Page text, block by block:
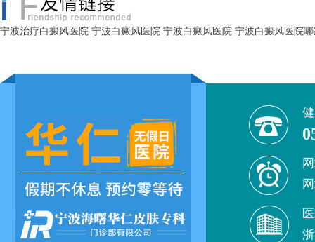
宁波治疗白癜风医院 宁波白癜风医院 宁波白癜风医院 宁波白癜风医院